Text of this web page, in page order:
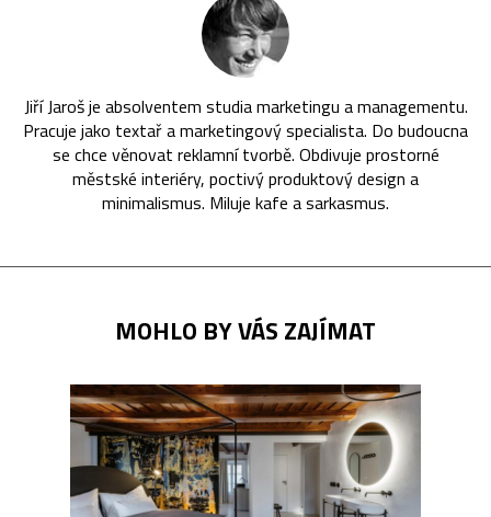
Jiří Jaroš je absolventem studia marketingu a managementu.
Pracuje jako textař a marketingový specialista. Do budoucna
se chce věnovat reklamní tvorbě. Obdivuje prostorné
městské interiéry, poctivý produktový design a
minimalismus. Miluje kafe a sarkasmus.
MOHLO BY VÁS ZAJÍMAT